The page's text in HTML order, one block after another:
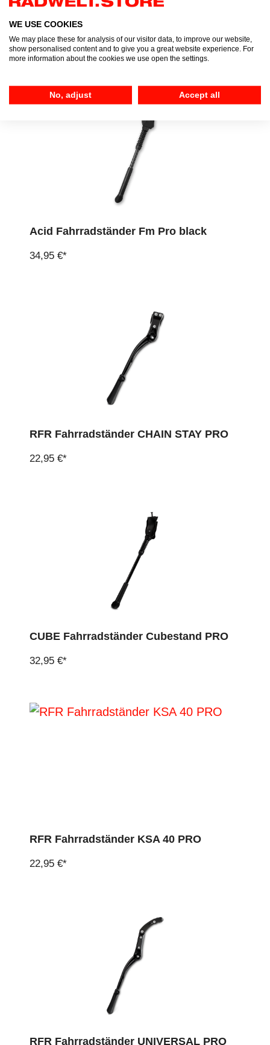
28"
22,95 €*
Acid Fahrradständer Fm Pro black
34,95 €*
RFR Fahrradständer CHAIN STAY PRO
22,95 €*
CUBE Fahrradständer Cubestand PRO
32,95 €*
RFR Fahrradständer KSA 40 PRO
22,95 €*
RFR Fahrradständer UNIVERSAL PRO
WE USE COOKIES
We may place these for analysis of our visitor data, to improve our website,
show personalised content and to give you a great website experience. For
more information about the cookies we use open the settings.
No, adjust Accept all